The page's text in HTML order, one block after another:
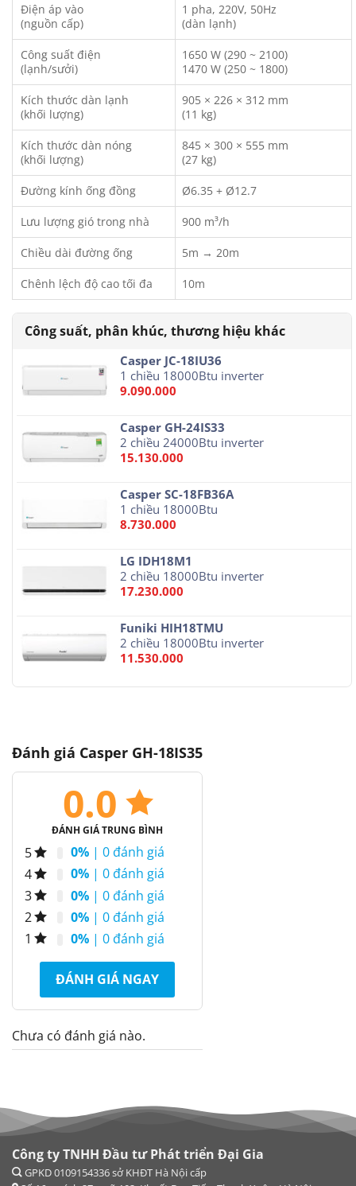
Điện áp vào
(nguồn cấp)
1 pha, 220V, 50Hz
(dàn lạnh)
Công suất điện
(lạnh/sưởi)
1650 W (290 ~ 2100)
1470 W (250 ~ 1800)
Kích thước dàn lạnh
(khối lượng)
905 × 226 × 312 mm
(11 kg)
Kích thước dàn nóng
(khối lượng)
845 × 300 × 555 mm
(27 kg)
Đường kính ống đồng Ø6.35 + Ø12.7
Lưu lượng gió trong nhà 900 m³/h
Chiều dài đường ống 5m → 20m
Chênh lệch độ cao tối đa 10m
Casper JC-18IU36
1 chiều 18000Btu inverter
9.090.000
Casper GH-24IS33
2 chiều 24000Btu inverter
15.130.000
Casper SC-18FB36A
1 chiều 18000Btu
8.730.000
LG IDH18M1
2 chiều 18000Btu inverter
17.230.000
Funiki HIH18TMU
2 chiều 18000Btu inverter
11.530.000
Đánh giá Casper GH-18IS35
0.0
ĐÁNH GIÁ TRUNG BÌNH
5 0% | 0 đánh giá
4
0% | 0 đánh giá
3
0% | 0 đánh giá
2
0% | 0 đánh giá
1
0% | 0 đánh giá
ĐÁNH GIÁ NGAY
Chưa có đánh giá nào.
Công ty TNHH Đầu tư Phát triển Đại Gia